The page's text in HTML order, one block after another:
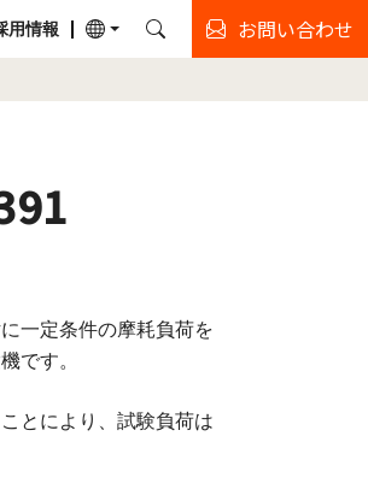
用情報 お問い合わせ
一定条件の摩耗負荷を
です。
とにより、試験負荷は